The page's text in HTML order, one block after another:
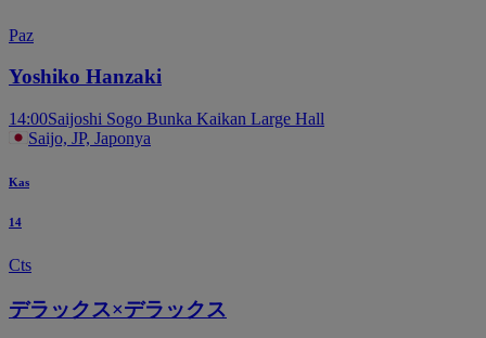
Paz
Yoshiko Hanzaki
14:00Saijoshi Sogo Bunka Kaikan Large Hall
Saijo, JP, Japonya
Kas
14
Cts
デラックス×デラックス